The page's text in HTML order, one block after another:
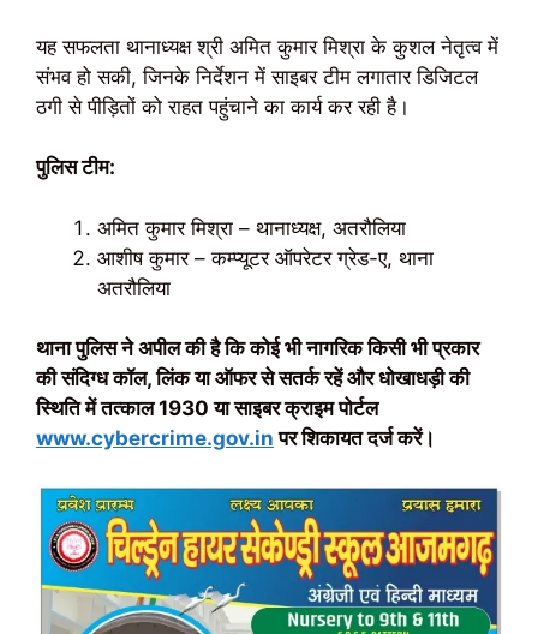
यह सफलता थानाध्यक्ष श्री अमित कुमार मिश्रा के कुशल नेतृत्व में
संभव हो सकी, जिनके निर्देशन में साइबर टीम लगातार डिजिटल
ठगी से पीड़ितों को राहत पहुंचाने का कार्य कर रही है।
पुलिस टीम:
अमित कुमार मिश्रा – थानाध्यक्ष, अतरौलिया
आशीष कुमार – कम्प्यूटर ऑपरेटर ग्रेड-ए, थाना
अतरौलिया
थाना पुलिस ने अपील की है कि कोई भी नागरिक किसी भी प्रकार
की संदिग्ध कॉल, लिंक या ऑफर से सतर्क रहें और धोखाधड़ी की
स्थिति में तत्काल 1930 या साइबर क्राइम पोर्टल
www.cybercrime.gov.in पर शिकायत दर्ज करें।